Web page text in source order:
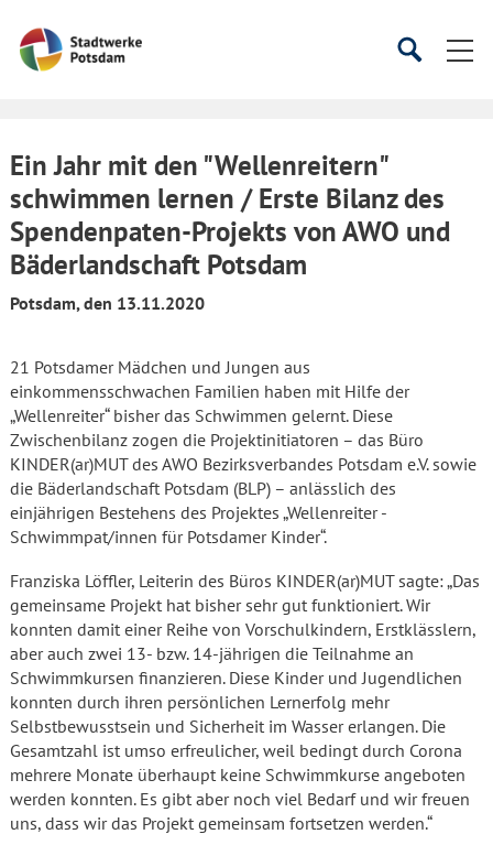
Startseite
SucheSuche
Ein Jahr mit den "Wellenreitern"
schwimmen lernen / Erste Bilanz des
Spendenpaten-Projekts von AWO und
Bäderlandschaft Potsdam
Potsdam, den 13.11.2020
21 Potsdamer Mädchen und Jungen aus
einkommensschwachen Familien haben mit Hilfe der
„Wellenreiter“ bisher das Schwimmen gelernt. Diese
Zwischenbilanz zogen die Projektinitiatoren – das Büro
KINDER(ar)MUT des AWO Bezirksverbandes Potsdam e.V. sowie
die Bäderlandschaft Potsdam (BLP) – anlässlich des
einjährigen Bestehens des Projektes „Wellenreiter -
Schwimmpat/innen für Potsdamer Kinder“.
Franziska Löffler, Leiterin des Büros KINDER(ar)MUT sagte: „Das
gemeinsame Projekt hat bisher sehr gut funktioniert. Wir
konnten damit einer Reihe von Vorschulkindern, Erstklässlern,
aber auch zwei 13- bzw. 14-jährigen die Teilnahme an
Schwimmkursen finanzieren. Diese Kinder und Jugendlichen
konnten durch ihren persönlichen Lernerfolg mehr
Selbstbewusstsein und Sicherheit im Wasser erlangen. Die
Gesamtzahl ist umso erfreulicher, weil bedingt durch Corona
mehrere Monate überhaupt keine Schwimmkurse angeboten
werden konnten. Es gibt aber noch viel Bedarf und wir freuen
uns, dass wir das Projekt gemeinsam fortsetzen werden.“